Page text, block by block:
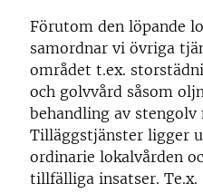
Förutom den löpande
samordnar vi övriga
området t.ex.
och golvvård såsom
behandling av stengolv
Tilläggstjänster ligger
ordinarie lokalvården
tillfälliga insatser. Te.x.